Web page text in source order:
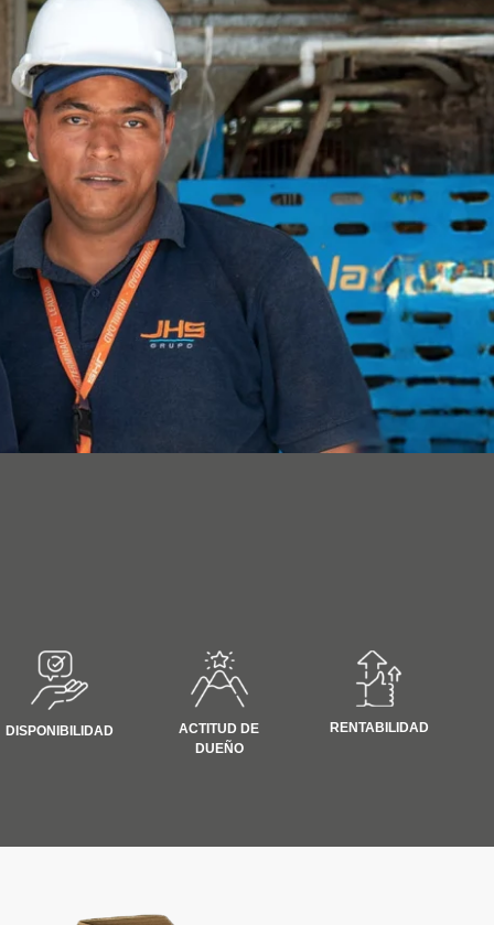
DISPONIBILIDAD
ACTITUD DE
DUEÑO
RENTABILIDAD